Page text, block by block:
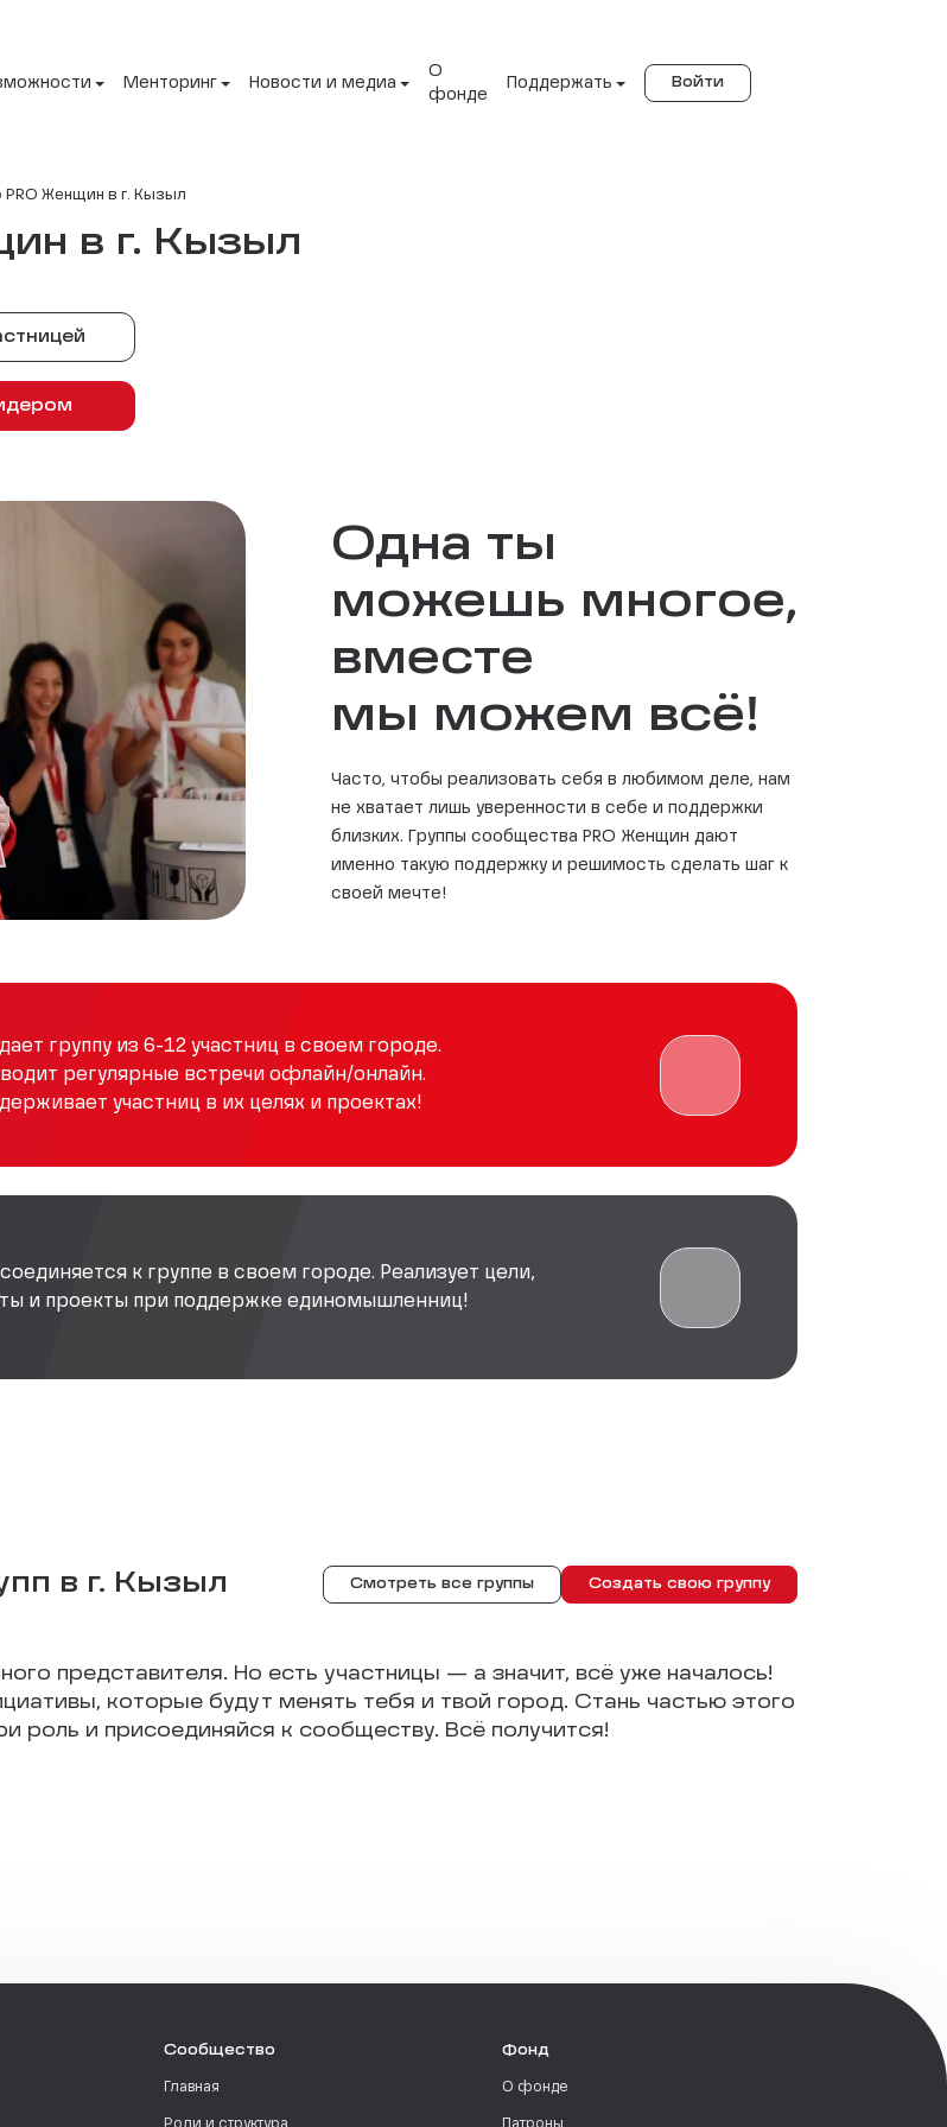
Менторинг Новости и медиа
О
фонде
Поддержать Войти
Женщин в г. Кызыл
в г. Кызыл
Одна ты
можешь многое,
вместе
мы можем всё!
Часто, чтобы реализовать себя в любимом деле, нам
не хватает лишь уверенности в себе и поддержки
близких. Группы сообщества PRO Женщин дают
именно такую поддержку и решимость сделать шаг к
своей мечте!
группу из 6-12 участниц в своем городе.
регулярные встречи офлайн/онлайн.
участниц в их целях и проектах!
к группе в своем городе. Реализует цели,
и проекты при поддержке единомышленниц!
в г. Кызыл Смотреть все группы Создать свою группу
представителя. Но есть участницы — а значит, всё уже началось!
которые будут менять тебя и твой город. Стань частью этого
роль и присоединяйся к сообществу. Всё получится!
Сообщество
Главная
Фонд
О фонде